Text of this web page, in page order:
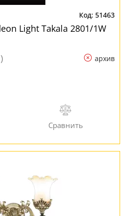
51463
Light Takala 2801/1W
архив